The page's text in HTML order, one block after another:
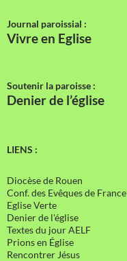
Journal paroissial :
Vivre en Eglise
Soutenir la paroisse :
Denier de l’église
LIENS :
Diocèse de Rouen
Conf. des Evêques de France
Eglise Verte
Denier de l'église
Textes du jour AELF
Prions en Église
Rencontrer Jésus